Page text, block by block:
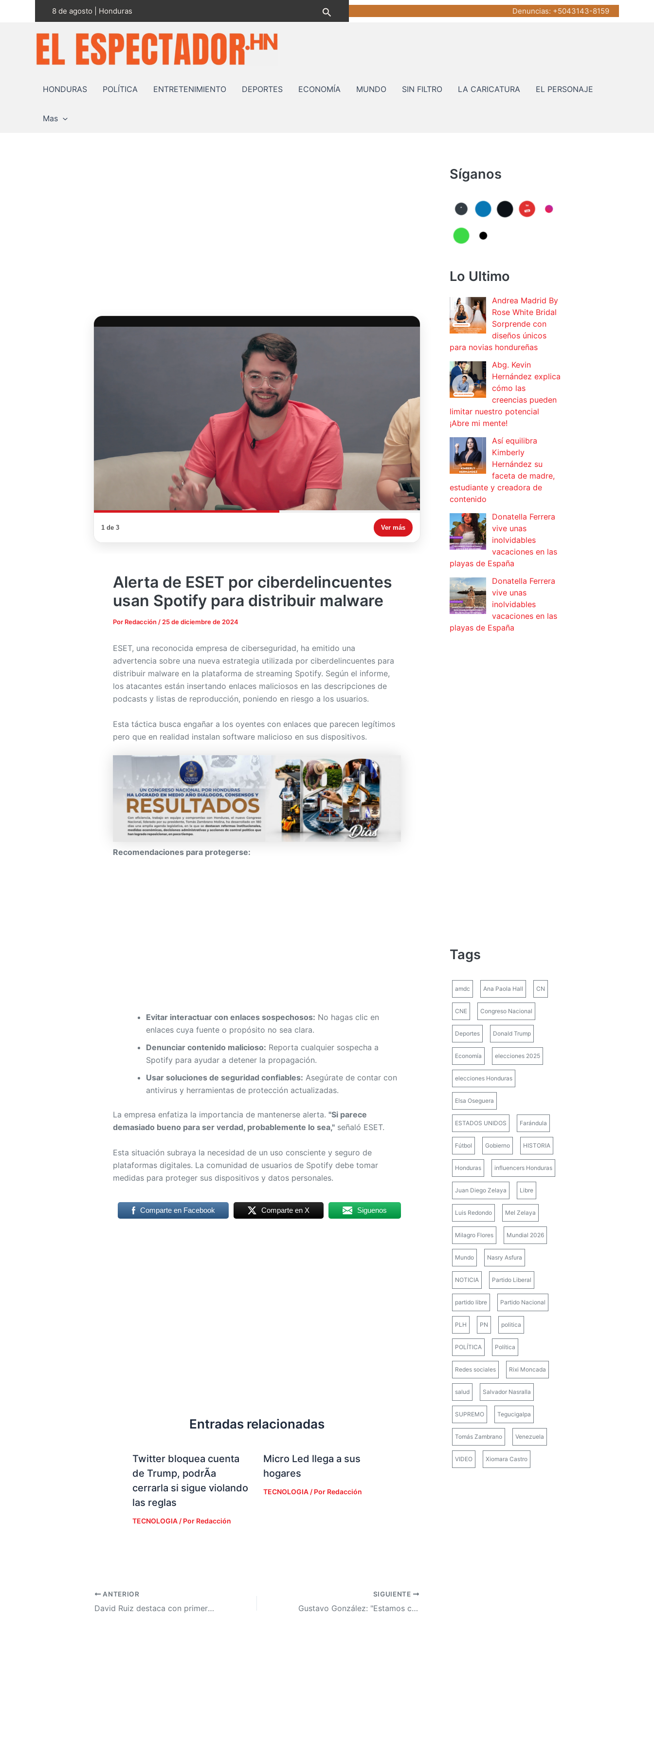
8 de agosto | Honduras Buscar Denuncias: +5043143-8159
HONDURAS POLÍTICA ENTRETENIMIENTO DEPORTES ECONOMÍA MUNDO SIN FILTRO LA CARICATURA EL PERSONAJE
Mas
1 de 3 Ver más
Alerta de ESET por ciberdelincuentes
usan Spotify para distribuir malware
Por Redacción / 25 de diciembre de 2024
ESET, una reconocida empresa de ciberseguridad, ha emitido una
advertencia sobre una nueva estrategia utilizada por ciberdelincuentes para
distribuir malware en la plataforma de streaming Spotify. Según el informe,
los atacantes están insertando enlaces maliciosos en las descripciones de
podcasts y listas de reproducción, poniendo en riesgo a los usuarios.
Esta táctica busca engañar a los oyentes con enlaces que parecen legítimos
pero que en realidad instalan software malicioso en sus dispositivos.
Recomendaciones para protegerse:
Evitar interactuar con enlaces sospechosos: No hagas clic en
enlaces cuya fuente o propósito no sea clara.
Denunciar contenido malicioso: Reporta cualquier sospecha a
Spotify para ayudar a detener la propagación.
Usar soluciones de seguridad confiables: Asegúrate de contar con
antivirus y herramientas de protección actualizadas.
La empresa enfatiza la importancia de mantenerse alerta. "Si parece
demasiado bueno para ser verdad, probablemente lo sea," señaló ESET.
Esta situación subraya la necesidad de un uso consciente y seguro de
plataformas digitales. La comunidad de usuarios de Spotify debe tomar
medidas para proteger sus dispositivos y datos personales.
Comparte en Facebook Comparte en X Siguenos
Entradas relacionadas
Twitter bloquea cuenta
de Trump, podrÃ­a
cerrarla si sigue violando
las reglas
TECNOLOGIA/ Por Redacción
Micro Led llega a sus
hogares
TECNOLOGIA/ Por Redacción
ANTERIOR
David Ruiz destaca con primer gol en empate del Inter Miami ante Atlanta United
SIGUIENTE
Gustavo González: "Estamos comprometidos con un proceso electoral transparente"
Síganos
Lo Ultimo
Andrea Madrid By
Rose White Bridal
Sorprende con
diseños únicos
para novias hondureñas
Abg. Kevin
Hernández explica
cómo las
creencias pueden
limitar nuestro potencial
¡Abre mi mente!
Así equilibra
Kimberly
Hernández su
faceta de madre,
estudiante y creadora de
contenido
Donatella Ferrera
vive unas
inolvidables
vacaciones en las
playas de España
Donatella Ferrera
vive unas
inolvidables
vacaciones en las
playas de España
Tags
amdc Ana Paola Hall CN
CNE Congreso Nacional
Deportes Donald Trump
Economía elecciones 2025
elecciones Honduras
Elsa Oseguera
ESTADOS UNIDOS Farándula
Fútbol Gobierno HISTORIA
Honduras influencers Honduras
Juan Diego Zelaya Libre
Luis Redondo Mel Zelaya
Milagro Flores Mundial 2026
Mundo Nasry Asfura
NOTICIA Partido Liberal
partido libre Partido Nacional
PLH PN politica
POLÍTICA Política
Redes sociales Rixi Moncada
salud Salvador Nasralla
SUPREMO Tegucigalpa
Tomás Zambrano Venezuela
VIDEO Xiomara Castro